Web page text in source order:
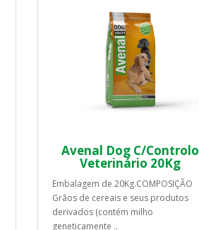
Avenal Dog C/Controlo
Veterinário 20Kg
Embalagem de 20Kg.COMPOSIÇÃO
Grãos de cereais e seus produtos
derivados (contém milho
geneticamente ..